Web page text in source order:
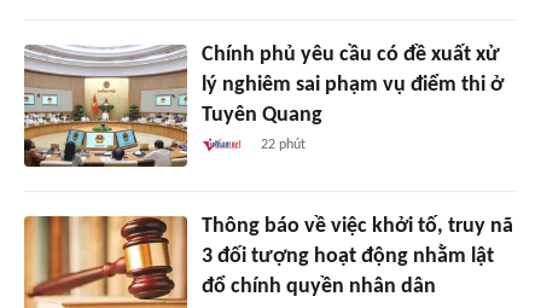
Chính phủ yêu cầu có đề xuất xử
lý nghiêm sai phạm vụ điểm thi ở
Tuyên Quang
22 phút
Thông báo về việc khởi tố, truy nã
3 đối tượng hoạt động nhằm lật
đổ chính quyền nhân dân